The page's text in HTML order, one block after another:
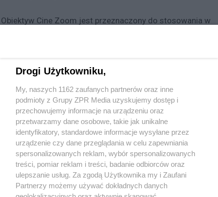
Obiektyw Cine Zoom jest przeznaczony do stosowania w
minimalizuje zniekształcenia optyczne w całym zakresie
obrazowania. Dzięki niezależnym pierścieniom
regulacyjnym do powiększania, ustawiania ostrości i
przysłony z uzębieniem o średnicy 0,8 mm możliwe jest
korzystanie z systemów ostrości typu follow-focus.
W zestawie Chrosziel CDM-MK-Z2 servo drive.
Drogi Użytkowniku,
My, naszych 1162 zaufanych partnerów oraz inne
podmioty z Grupy ZPR Media uzyskujemy dostęp i
przechowujemy informacje na urządzeniu oraz
przetwarzamy dane osobowe, takie jak unikalne
identyfikatory, standardowe informacje wysyłane przez
urządzenie czy dane przeglądania w celu zapewniania
spersonalizowanych reklam, wybór spersonalizowanych
treści, pomiar reklam i treści, badanie odbiorców oraz
ulepszanie usług. Za zgodą Użytkownika my i Zaufani
Partnerzy możemy używać dokładnych danych